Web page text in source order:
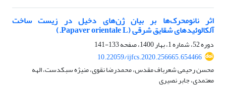
اثر نانومحرک‌ها بر بیان ژن‌های دخیل در زیست ساخت
آلکالوئیدهای شقایق شرقی (Papaver orientale L.)
دوره 52، شماره 1، بهار 1400، صفحه
133-141
10.22059/ijfcs.2020.256665.654466
محسن رحیمی شعرباف مقدس، محمدرضا نقوی، منیژه سبکدست، الهه
معتمدی، جابر نصیری